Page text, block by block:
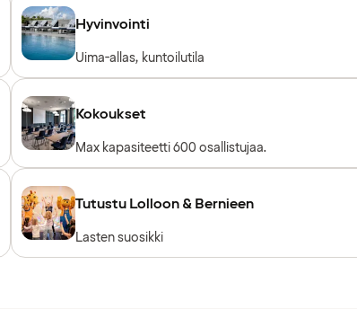
Hyvinvointi
Uima-allas, kuntoilutila
Kokoukset
Max kapasiteetti 600 osallistujaa.
Tutustu Lolloon & Bernieen
Lasten suosikki